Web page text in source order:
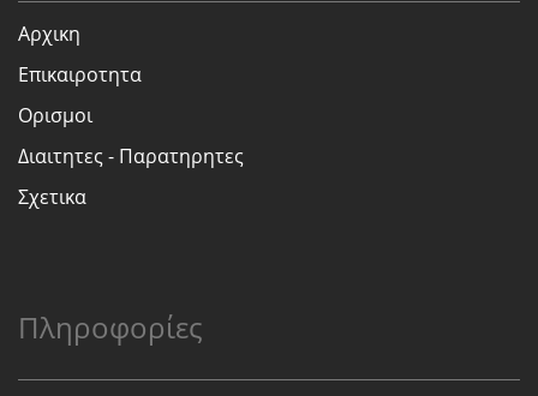
Αρχικη
Επικαιροτητα
Ορισμοι
Διαιτητες - Παρατηρητες
Σχετικα
Πληροφορίες